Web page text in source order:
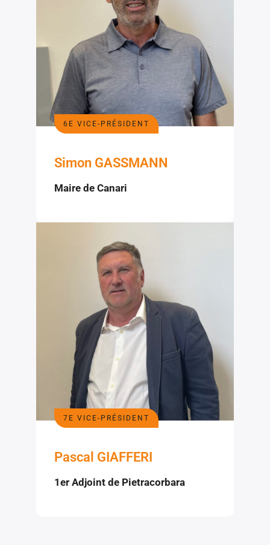
6E VICE-PRÉSIDENT
Simon GASSMANN
Maire de Canari
7E VICE-PRÉSIDENT
Pascal GIAFFERI
1er Adjoint de Pietracorbara